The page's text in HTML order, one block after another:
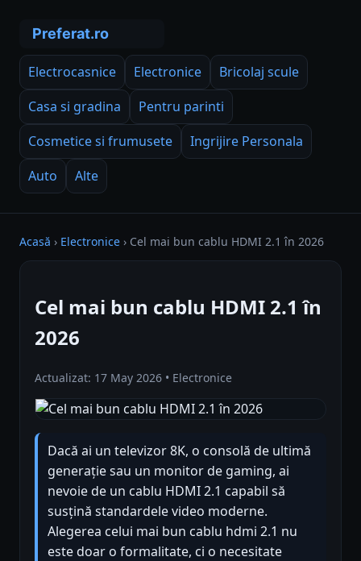
Electrocasnice Electronice
Bricolaj scule
Casa si gradina
Pentru parinti
Cosmetice si frumusete
Ingrijire Personala
Auto
Alte
Acasă › Electronice › Cel mai bun cablu HDMI 2.1 în 2026
Cel mai bun cablu HDMI 2.1 în
2026
Actualizat: 17 May 2026 • Electronice
Dacă ai un televizor 8K, o consolă de ultimă
generație sau un monitor de gaming, ai
nevoie de un cablu HDMI 2.1 capabil să
susțină standardele video moderne.
Alegerea celui mai bun cablu hdmi 2.1 nu
este doar o formalitate, ci o necesitate